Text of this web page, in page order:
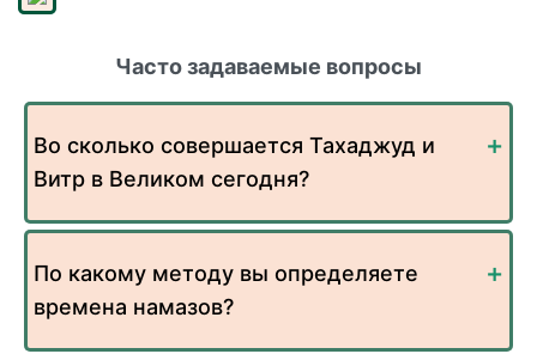
Часто задаваемые вопросы
Во сколько совершается Тахаджуд и
Витр в Великом сегодня?
По какому методу вы определяете
времена намазов?